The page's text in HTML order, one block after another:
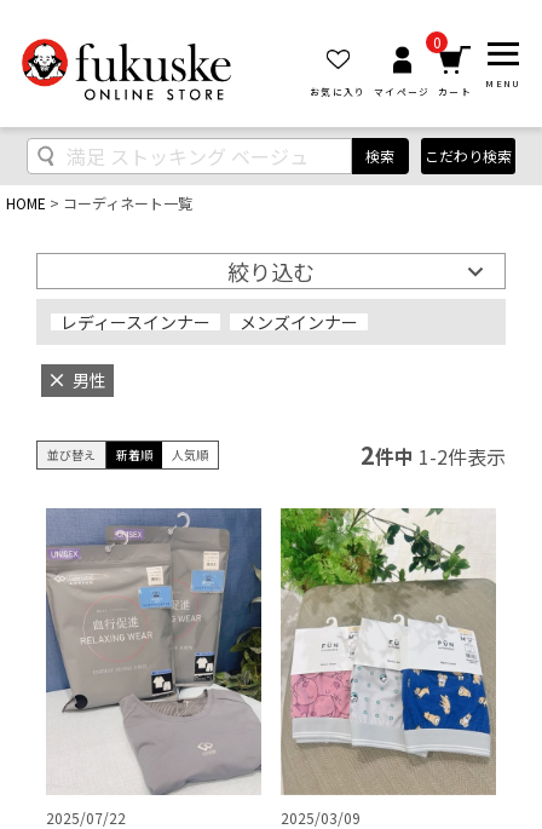
お気に入り マイページ
0
カート
MENU
検索 こだわり検索
HOME コーディネート一覧
絞り込む
レディースインナー メンズインナー
男性
並び替え 新着順 人気順 2件中 1-2件表示
2025/07/22 2025/03/09